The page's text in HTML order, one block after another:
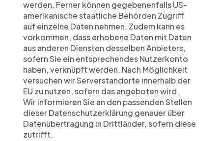
werden. Ferner können gegebenenfalls US-
amerikanische staatliche Behörden Zugriff
auf einzelne Daten nehmen. Zudem kann es
vorkommen, dass erhobene Daten mit Daten
aus anderen Diensten desselben Anbieters,
sofern Sie ein entsprechendes Nutzerkonto
haben, verknüpft werden. Nach Möglichkeit
versuchen wir Serverstandorte innerhalb der
EU zu nutzen, sofern das angeboten wird.
Wir informieren Sie an den passenden Stellen
dieser Datenschutzerklärung genauer über
Datenübertragung in Drittländer, sofern diese
zutrifft.